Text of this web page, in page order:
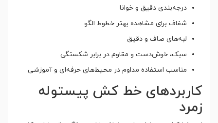
درجه‌بندی دقیق و خوانا
شفاف برای مشاهده بهتر خطوط الگو
لبه‌های صاف و دقیق
سبک، خوش‌دست و مقاوم در برابر شکستگی
مناسب استفاده مداوم در محیط‌های حرفه‌ای و آموزشی
کاربردهای خط کش پیستوله
زمرد